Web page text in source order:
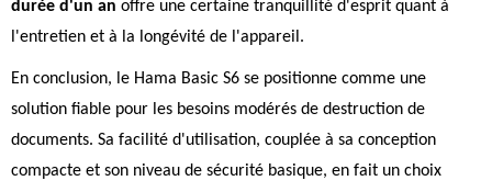
durée d'un an offre une certaine tranquillité d'esprit quant à
l'entretien et à la longévité de l'appareil.
En conclusion, le Hama Basic S6 se positionne comme une
solution fiable pour les besoins modérés de destruction de
documents. Sa facilité d'utilisation, couplée à sa conception
compacte et son niveau de sécurité basique, en fait un choix